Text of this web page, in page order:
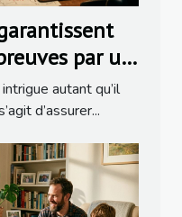
par un
autant qu’il
d’assurer...